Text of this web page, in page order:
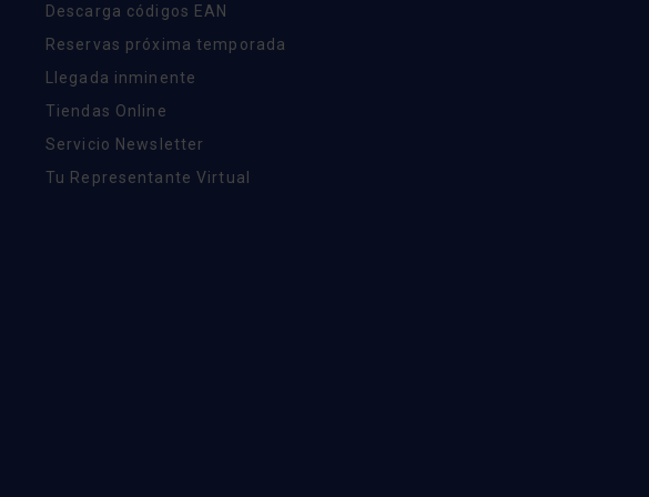
Descarga códigos EAN
Reservas próxima temporada
Llegada inminente
Tiendas Online
Servicio Newsletter
Tu Representante Virtual